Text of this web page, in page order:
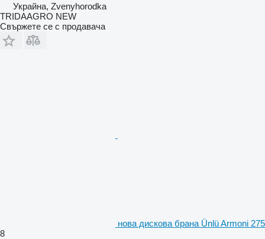
Украйна, Zvenyhorodka
TRIDAAGRO NEW
Свържете се с продавача
нова дискова брана Ünlü Armoni 275
8